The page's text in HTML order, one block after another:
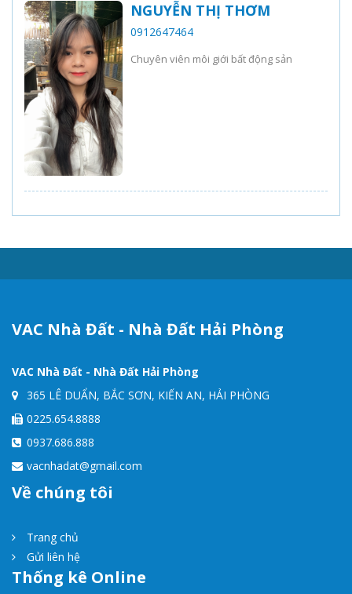
NGUYỄN THỊ THƠM
0912647464
Chuyên viên môi giới bất động sản
VAC Nhà Đất - Nhà Đất Hải Phòng
VAC Nhà Đất - Nhà Đất Hải Phòng
365 LÊ DUẨN, BẮC SƠN, KIẾN AN, HẢI PHÒNG
0225.654.8888
0937.686.888
vacnhadat@gmail.com
Về chúng tôi
Trang chủ
Gửi liên hệ
Thống kê Online